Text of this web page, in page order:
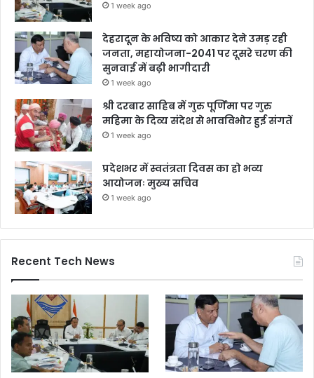
1 week ago
देहरादून के भविष्य को आकार देने उमड़ रही
जनता, महायोजना-2041 पर दूसरे चरण की
सुनवाई में बढ़ी भागीदारी
1 week ago
श्री दरबार साहिब में गुरु पूर्णिमा पर गुरु
महिमा के दिव्य संदेश से भावविभोर हुई संगतें
1 week ago
प्रदेशभर में स्वतंत्रता दिवस का हो भव्य
आयोजनः मुख्य सचिव
1 week ago
Recent Tech News